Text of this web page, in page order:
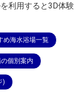
利用すると3D体験
め海水浴場一覧
個別案内
)